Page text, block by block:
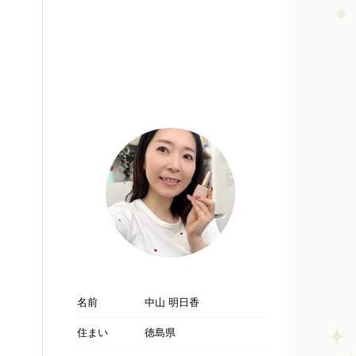
名前
中山 明日香
住まい
徳島県